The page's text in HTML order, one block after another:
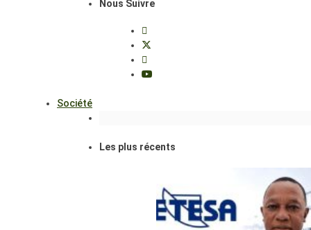
Nous Suivre
Société
Les plus récents